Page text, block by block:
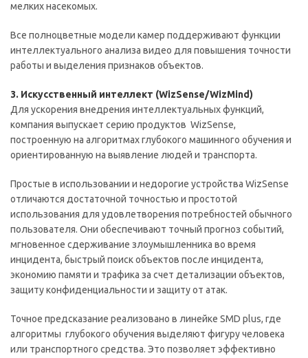
мелких насекомых.
Все полноцветные модели камер поддерживают функции
интеллектуального анализа видео для повышения точности
работы и выделения признаков объектов.
3. Искусственный интеллект (WizSense/WizMind)
Для ускорения внедрения интеллектуальных функций,
компания выпускает серию продуктов WizSense,
построенную на алгоритмах глубокого машинного обучения и
ориентированную на выявление людей и транспорта.
Простые в использовании и недорогие устройства WizSense
отличаются достаточной точностью и простотой
использования для удовлетворения потребностей обычного
пользователя. Они обеспечивают точный прогноз событий,
мгновенное сдерживание злоумышленника во время
инцидента, быстрый поиск объектов после инцидента,
экономию памяти и трафика за счет детализации объектов,
защиту конфиденциальности и защиту от атак.
Точное предсказание реализовано в линейке SMD plus, где
алгоритмы глубокого обучения выделяют фигуру человека
или транспортного средства. Это позволяет эффективно